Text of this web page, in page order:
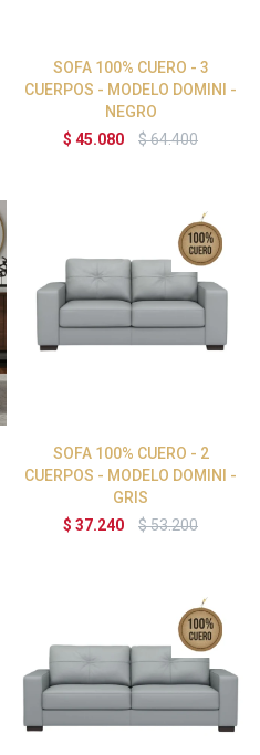
SOFA 100% CUERO - 3
CUERPOS - MODELO DOMINI -
NEGRO
$ 45.080 $64.400
SOFA 100% CUERO - 2
CUERPOS - MODELO DOMINI -
GRIS
$ 37.240 $53.200